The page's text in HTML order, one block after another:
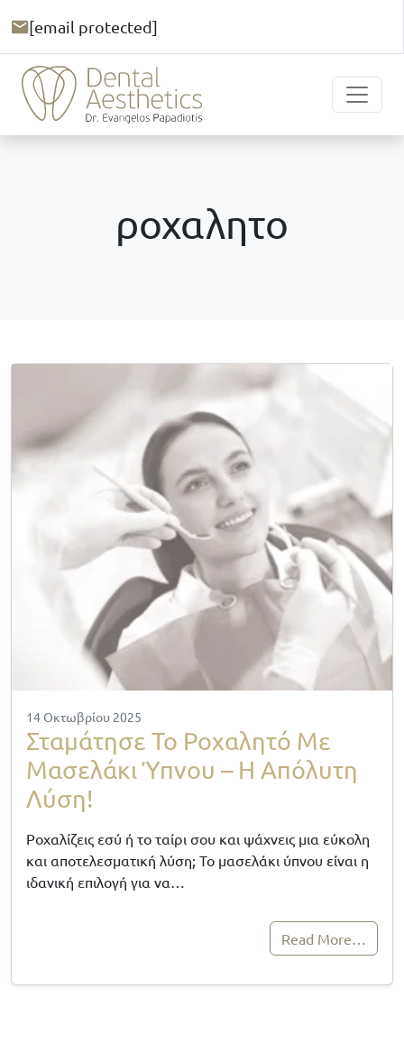
[email protected]
ροχαλητο
14 Οκτωβρίου 2025
Σταμάτησε Το Ροχαλητό Με
Μασελάκι Ύπνου – Η Απόλυτη
Λύση!
Ροχαλίζεις εσύ ή το ταίρι σου και ψάχνεις μια εύκολη
και αποτελεσματική λύση; Το μασελάκι ύπνου είναι η
ιδανική επιλογή για να…
Read More…